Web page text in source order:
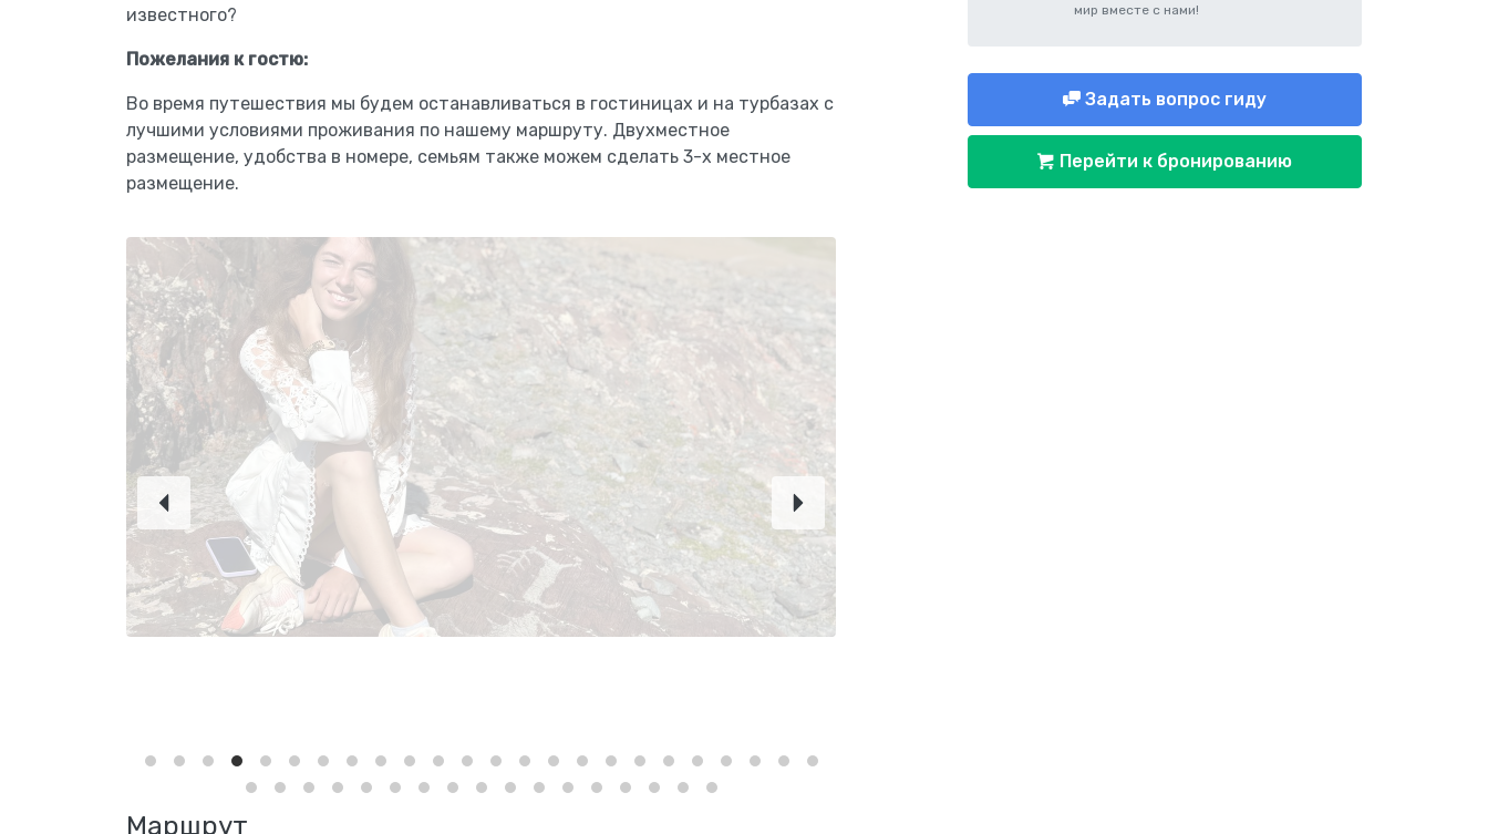
известного?
Пожелания к гостю:
Во время путешествия мы будем останавливаться в гостиницах и на турбазах с
лучшими условиями проживания по нашему маршруту. Двухместное
размещение, удобства в номере, семьям также можем сделать 3-х местное
размещение.
Маршрут
мир вместе с нами!
Задать вопрос гиду
Перейти к бронированию